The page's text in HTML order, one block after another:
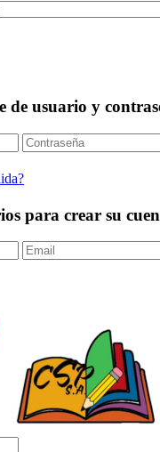
usuario y
para crear su